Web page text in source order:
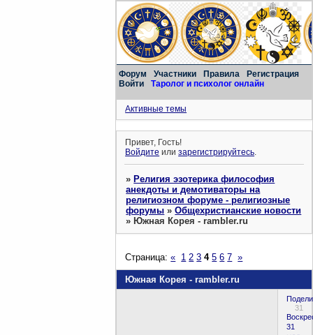
Форум Участники Правила
Регистрация
Войти
Таролог и психолог онлайн
Активные темы
Привет, Гость!
Войдите илизарегистрируйтесь.
»Религия эзотерика философия
анекдоты и демотиваторы на
религиозном форуме - религиозные
форумы »Общехристианские новости
»Южная Корея - rambler.ru
Южная Корея - rambler.ru
Страница:« 1 2 3 4 5 6 7 »
31
31